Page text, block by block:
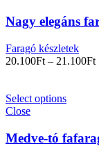
Nagy elegáns
Faragó készletek
20.100Ft – 21.100Ft
Select options
Close
Medve-tó